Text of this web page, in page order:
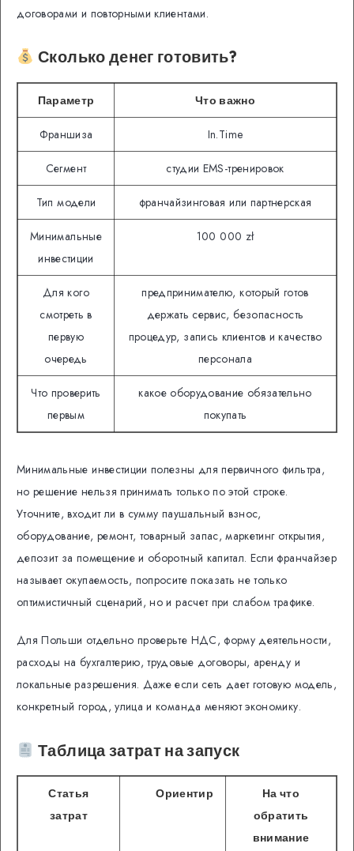
договорами и повторными клиентами.
Сколько денег готовить?
Параметр Что важно
Франшиза In.Time
Сегмент студии EMS-тренировок
Тип модели франчайзинговая или партнерская
Минимальные
инвестиции
100 000 zł
Для кого
смотреть в
первую
очередь
предпринимателю, который готов
держать сервис, безопасность
процедур, запись клиентов и качество
персонала
Что проверить
первым
какое оборудование обязательно
покупать
Минимальные инвестиции полезны для первичного фильтра,
но решение нельзя принимать только по этой строке.
Уточните, входит ли в сумму паушальный взнос,
оборудование, ремонт, товарный запас, маркетинг открытия,
депозит за помещение и оборотный капитал. Если франчайзер
называет окупаемость, попросите показать не только
оптимистичный сценарий, но и расчет при слабом трафике.
Для Польши отдельно проверьте НДС, форму деятельности,
расходы на бухгалтерию, трудовые договоры, аренду и
локальные разрешения. Даже если сеть дает готовую модель,
конкретный город, улица и команда меняют экономику.
Таблица затрат на запуск
Статья
затрат
Ориентир
На что
обратить
внимание